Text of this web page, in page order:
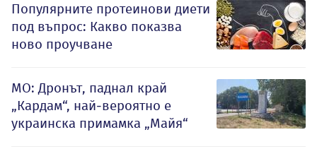
Популярните протеинови диети
под въпрос: Какво показва
ново проучване
МО: Дронът, паднал край
„Кардам“, най-вероятно е
украинска примамка „Майя“